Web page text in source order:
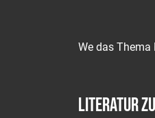
We das
Literatur zu